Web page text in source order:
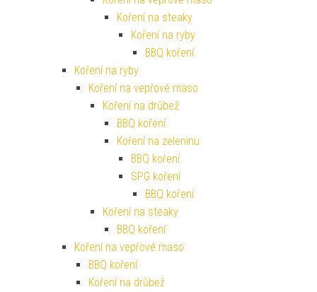
Koření na steaky
Koření na ryby
BBQ koření
Koření na ryby
Koření na vepřové maso
Koření na drůbež
BBQ koření
Koření na zeleninu
BBQ koření
SPG koření
BBQ koření
Koření na steaky
BBQ koření
Koření na vepřové maso
BBQ koření
Koření na drůbež